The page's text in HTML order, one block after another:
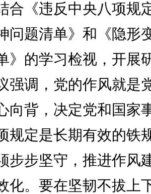
合《违反中央八项规
问题清单》和《隐形
》的学习检视，开展
调，党的作风就是
向背，决定党和国家
规定是长期有效的铁
步步坚守，推进作风
化。要在坚韧不拔上